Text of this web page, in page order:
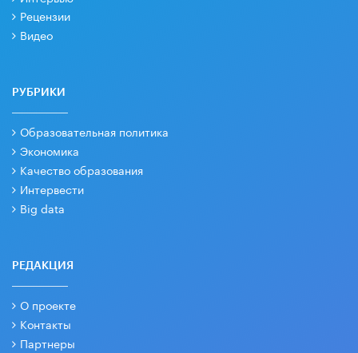
Рецензии
Видео
РУБРИКИ
Образовательная политика
Экономика
Качество образования
Интервести
Big data
РЕДАКЦИЯ
О проекте
Контакты
Партнеры